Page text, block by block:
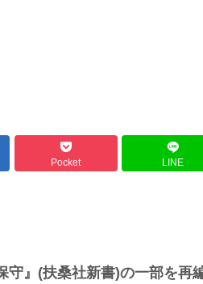
Pocket LINE
』(扶桑社新書)の一部を再